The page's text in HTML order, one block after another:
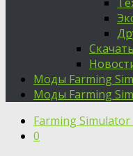
Моды Farming
Моды Farming
Farming Simulator
0